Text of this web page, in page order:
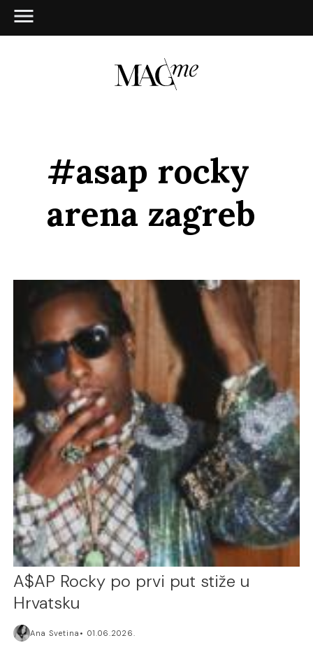
#asap rocky
arena zagreb
A$AP Rocky po prvi put stiže u
Hrvatsku
Ana Svetina 01.06.2026.